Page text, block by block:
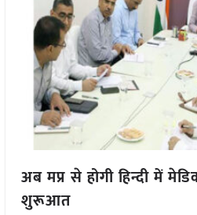
अब मप्र से होगी हिन्दी में
शुरूआत